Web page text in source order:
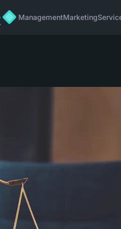
ManagementMarketing